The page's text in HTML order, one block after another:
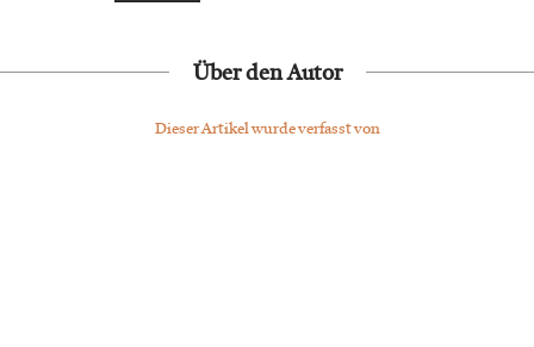
Über den Autor
Dieser Artikel wurde verfasst von